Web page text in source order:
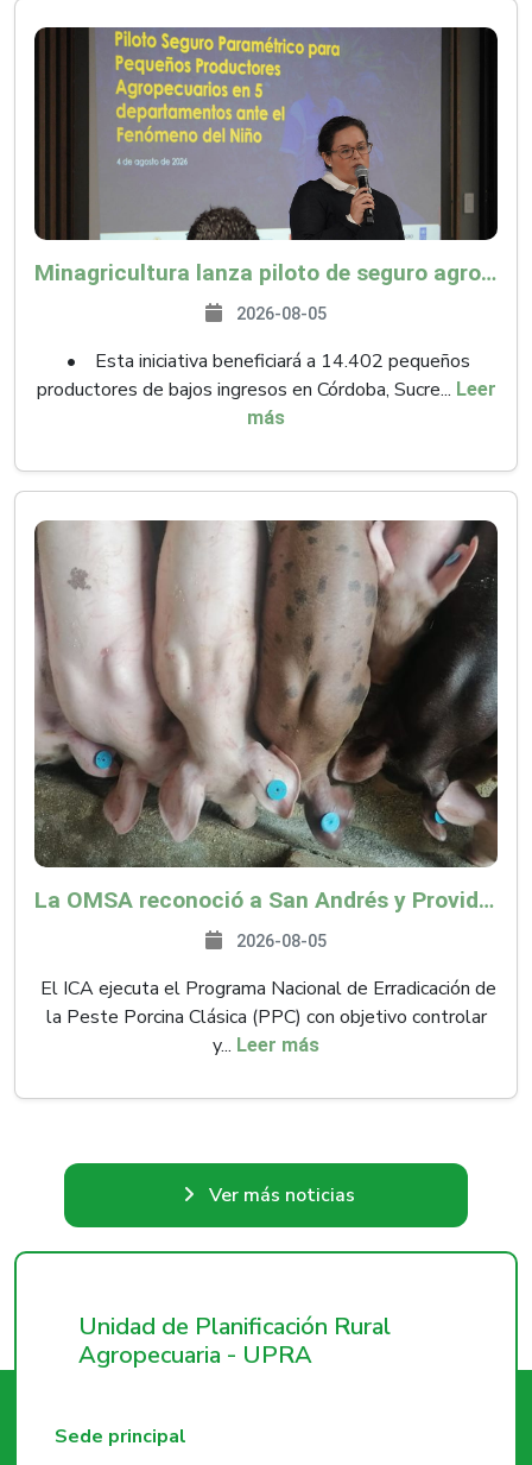
Minagricultura lanza piloto de seguro agropecuario por $9.625 millones para proteger a más de 14.000 pequeños productores contra riesgos del Fenómeno de El Niño
2026-08-05
• Esta iniciativa beneficiará a 14.402 pequeños
productores de bajos ingresos en Córdoba, Sucre... Leer
más
La OMSA reconoció a San Andrés y Providencia como zona libre de Peste Porcina Clásica (PPC)
2026-08-05
El ICA ejecuta el Programa Nacional de Erradicación de
la Peste Porcina Clásica (PPC) con objetivo controlar
y... Leer más
Ver más noticias
Unidad de Planificación Rural
Agropecuaria - UPRA
Sede principal